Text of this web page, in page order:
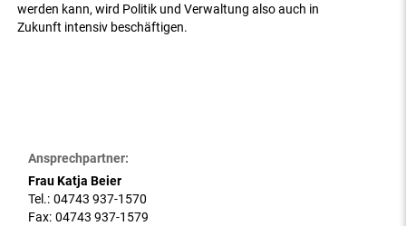
werden kann, wird Politik und Verwaltung also auch in
Zukunft intensiv beschäftigen.
Ansprechpartner:
Frau Katja Beier
Tel.: 04743 937-1570
Fax: 04743 937-1579